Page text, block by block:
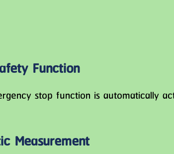
Function
stop function is automatically
Measurement